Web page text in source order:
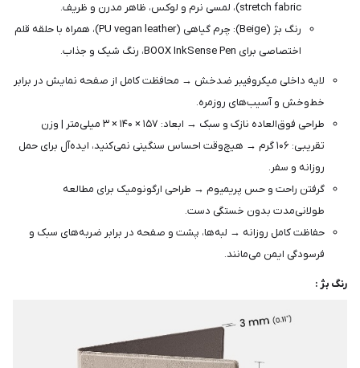
stretch fabric)، لمسی نرم و لوکس، ظاهر مدرن و ظریف.
رنگ بژ (Beige): چرم گیاهی (PU vegan leather)، همراه با حلقه قلم
اختصاصی برای BOOX InkSense Pen، رنگ شیک و جذاب.
لایه داخلی میکروفیبر ضدخش → محافظت کامل از صفحه نمایش در برابر
خط‌وخش و آسیب‌های روزمره.
طراحی فوق‌العاده نازک و سبک → ابعاد: ۱۵۷ × ۱۴۰ × ۳ میلی‌متر | وزن
تقریبی: ۱۰۶ گرم → هیچ‌وقت احساس سنگینی نمی‌کنید، ایده‌آل برای حمل
روزانه و سفر.
گرفتن راحت و حس پریمیوم → طراحی ارگونومیک برای مطالعه
طولانی‌مدت بدون خستگی دست.
حفاظت کامل روزانه → لبه‌ها، پشت و صفحه در برابر ضربه‌های سبک و
فرسودگی ایمن می‌مانند.
رنگ بژ :